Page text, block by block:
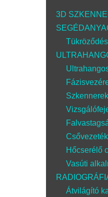
3D
Szkennerek
Hőcserélő
Vasúti
Átvilágító